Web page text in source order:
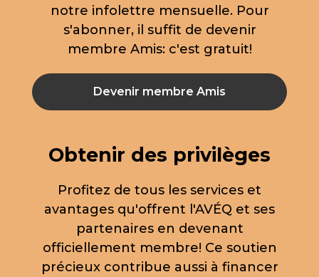
notre infolettre mensuelle. Pour
s'abonner, il suffit de devenir
membre Amis: c'est gratuit!
Devenir membre Amis
Obtenir des privilèges
Profitez de tous les services et
avantages qu'offrent l'AVÉQ et ses
partenaires en devenant
officiellement membre! Ce soutien
précieux contribue aussi à financer